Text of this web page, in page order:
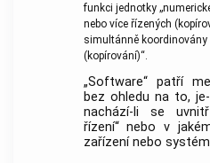
funkci jednotky
nebo více řízených
simultánně koordinovány
(kopírování)“.
„Software“ patří
bez ohledu na to,
nachází-li se
řízení“ nebo v
zařízení nebo